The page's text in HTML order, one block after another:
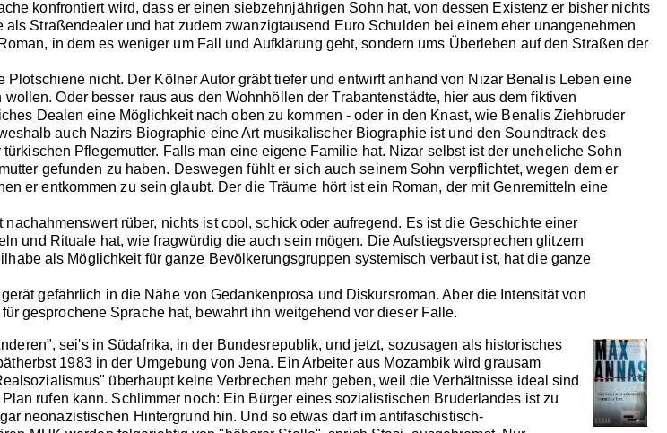
konfrontiert wird, dass er einen siebzehnjährigen Sohn hat, von dessen Existenz er bisher nichts
Straßendealer und hat zudem zwanzigtausend Euro Schulden bei einem eher unangenehmen
in dem es weniger um Fall und Aufklärung geht, sondern ums Überleben auf den Straßen der
Plotschiene nicht. Der Kölner Autor gräbt tiefer und entwirft anhand von Nizar Benalis Leben eine
Oder besser raus aus den Wohnhöllen der Trabantenstädte, hier aus dem fiktiven
Dealen eine Möglichkeit nach oben zu kommen - oder in den Knast, wie Benalis Ziehbruder
auch Nazirs Biographie eine Art musikalischer Biographie ist und den Soundtrack des
Pflegemutter. Falls man eine eigene Familie hat. Nizar selbst ist der uneheliche Sohn
gefunden zu haben. Deswegen fühlt er sich auch seinem Sohn verpflichtet, wegen dem er
er entkommen zu sein glaubt. Der die Träume hört ist ein Roman, der mit Genremitteln eine
rüber, nichts ist cool, schick oder aufregend. Es ist die Geschichte einer
und Rituale hat, wie fragwürdig die auch sein mögen. Die Aufstiegsversprechen glitzern
als Möglichkeit für ganze Bevölkerungsgruppen systemisch verbaut ist, hat die ganze
gefährlich in die Nähe von Gedankenprosa und Diskursroman. Aber die Intensität von
gesprochene Sprache hat, bewahrt ihn weitgehend vor dieser Falle.
sei's in Südafrika, in der Bundesrepublik, und jetzt, sozusagen als historisches
1983 in der Umgebung von Jena. Ein Arbeiter aus Mozambik wird grausam
überhaupt keine Verbrechen mehr geben, weil die Verhältnisse ideal sind
rufen kann. Schlimmer noch: Ein Bürger eines sozialistischen Bruderlandes ist zu
neonazistischen Hintergrund hin. Und so etwas darf im antifaschistisch-